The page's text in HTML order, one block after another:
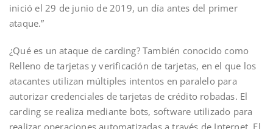
inició el 29 de junio de 2019, un día antes del primer
ataque.”
‪¿Qué es un ataque de carding? También conocido como
Relleno de tarjetas y verificación de tarjetas, en el que los
atacantes utilizan múltiples intentos en paralelo para
autorizar credenciales de tarjetas de crédito robadas. El
carding se realiza mediante bots, software utilizado para